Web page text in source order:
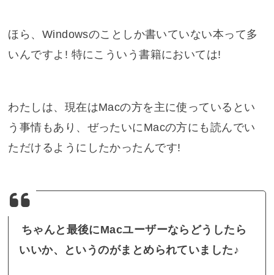
ほら、Windowsのことしか書いていない本って多
いんですよ! 特にこういう書籍においては!
わたしは、現在はMacの方を主に使っているとい
う事情もあり、ぜったいにMacの方にも読んでい
ただけるようにしたかったんです!
ちゃんと最後にMacユーザーならどうしたら
いいか、というのがまとめられていました♪